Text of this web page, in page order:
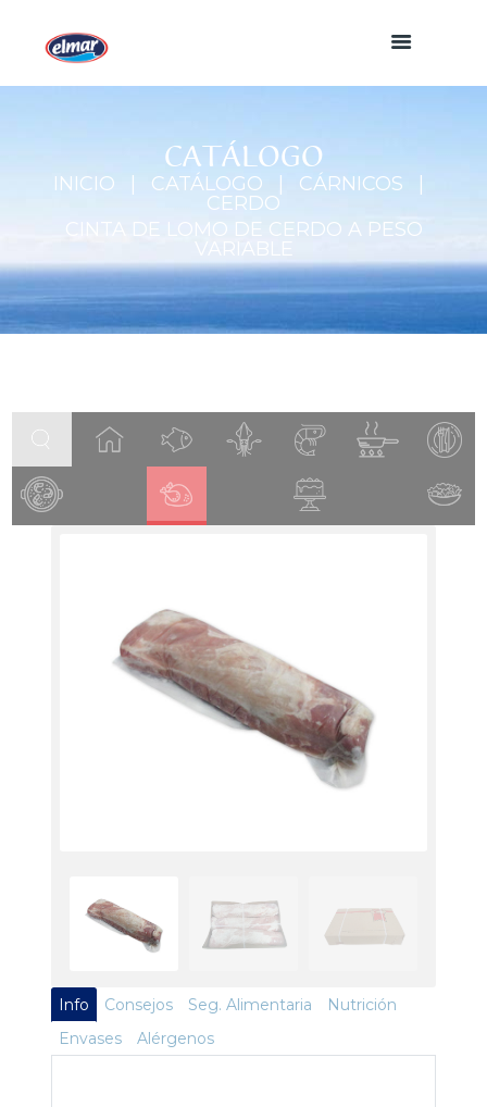
CATÁLOGO
INICIO CATÁLOGO
CÁRNICOS
CERDO
CINTA DE LOMO DE CERDO A PESO
VARIABLE
Info Consejos Seg. Alimentaria
Nutrición
Envases
Alérgenos